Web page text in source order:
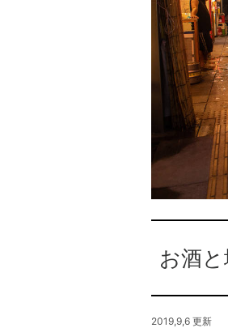
お酒
2019,9,6 更新